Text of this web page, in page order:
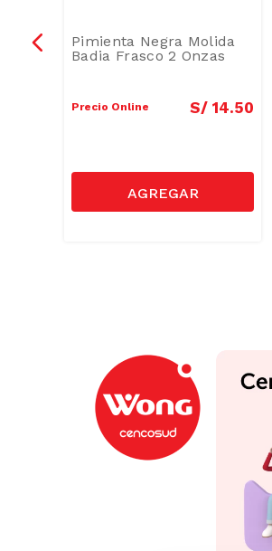
Pimienta Negra Molida
Badia Frasco 2 Onzas
Precio Online S/ 14.50